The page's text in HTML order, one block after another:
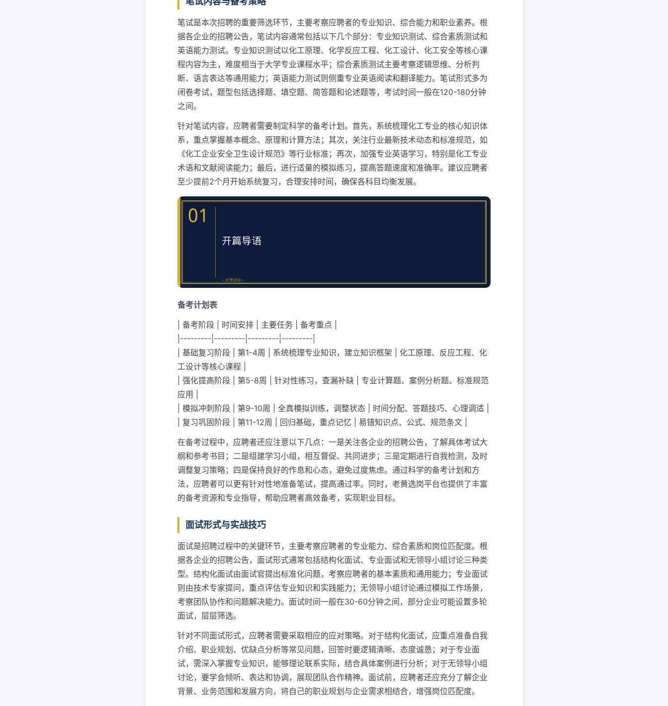
笔试是本次招聘的重要筛选环节，主要考察应聘者的专业知识、综合能力和职业素养。根
据各企业的招聘公告，笔试内容通常包括以下几个部分：专业知识测试、综合素质测试和
英语能力测试。专业知识测试以化工原理、化学反应工程、化工设计、化工安全等核心课
程内容为主，难度相当于大学专业课程水平；综合素质测试主要考察逻辑思维、分析判
断、语言表达等通用能力；英语能力测试则侧重专业英语阅读和翻译能力。笔试形式多为
闭卷考试，题型包括选择题、填空题、简答题和论述题等，考试时间一般在120-180分钟
之间。
针对笔试内容，应聘者需要制定科学的备考计划。首先，系统梳理化工专业的核心知识体
系，重点掌握基本概念、原理和计算方法；其次，关注行业最新技术动态和标准规范，如
《化工企业安全卫生设计规范》等行业标准；再次，加强专业英语学习，特别是化工专业
术语和文献阅读能力；最后，进行适量的模拟练习，提高答题速度和准确率。建议应聘者
至少提前2个月开始系统复习，合理安排时间，确保各科目均衡发展。
备考计划表
| 备考阶段 | 时间安排 | 主要任务 | 备考重点 |
|---------|---------|---------|---------|
| 基础复习阶段 | 第1-4周 | 系统梳理专业知识，建立知识框架 | 化工原理、反应工程、化
工设计等核心课程 |
| 强化提高阶段 | 第5-8周 | 针对性练习，查漏补缺 | 专业计算题、案例分析题、标准规范
应用 |
| 模拟冲刺阶段 | 第9-10周 | 全真模拟训练，调整状态 | 时间分配、答题技巧、心理调适 |
| 复习巩固阶段 | 第11-12周 | 回归基础，重点记忆 | 易错知识点、公式、规范条文 |
在备考过程中，应聘者还应注意以下几点：一是关注各企业的招聘公告，了解具体考试大
纲和参考书目；二是组建学习小组，相互督促、共同进步；三是定期进行自我检测，及时
调整复习策略；四是保持良好的作息和心态，避免过度焦虑。通过科学的备考计划和方
法，应聘者可以更有针对性地准备笔试，提高通过率。同时，老黄选岗平台也提供了丰富
的备考资源和专业指导，帮助应聘者高效备考，实现职业目标。
面试形式与实战技巧
面试是招聘过程中的关键环节，主要考察应聘者的专业能力、综合素质和岗位匹配度。根
据各企业的招聘公告，面试形式通常包括结构化面试、专业面试和无领导小组讨论三种类
型。结构化面试由面试官提出标准化问题，考察应聘者的基本素质和通用能力；专业面试
则由技术专家提问，重点评估专业知识和实践能力；无领导小组讨论通过模拟工作场景，
考察团队协作和问题解决能力。面试时间一般在30-60分钟之间，部分企业可能设置多轮
面试，层层筛选。
针对不同面试形式，应聘者需要采取相应的应对策略。对于结构化面试，应重点准备自我
介绍、职业规划、优缺点分析等常见问题，回答时要逻辑清晰、态度诚恳；对于专业面
试，需深入掌握专业知识，能够理论联系实际，结合具体案例进行分析；对于无领导小组
讨论，要学会倾听、表达和协调，展现团队合作精神。面试前，应聘者还应充分了解企业
背景、业务范围和发展方向，将自己的职业规划与企业需求相结合，增强岗位匹配度。